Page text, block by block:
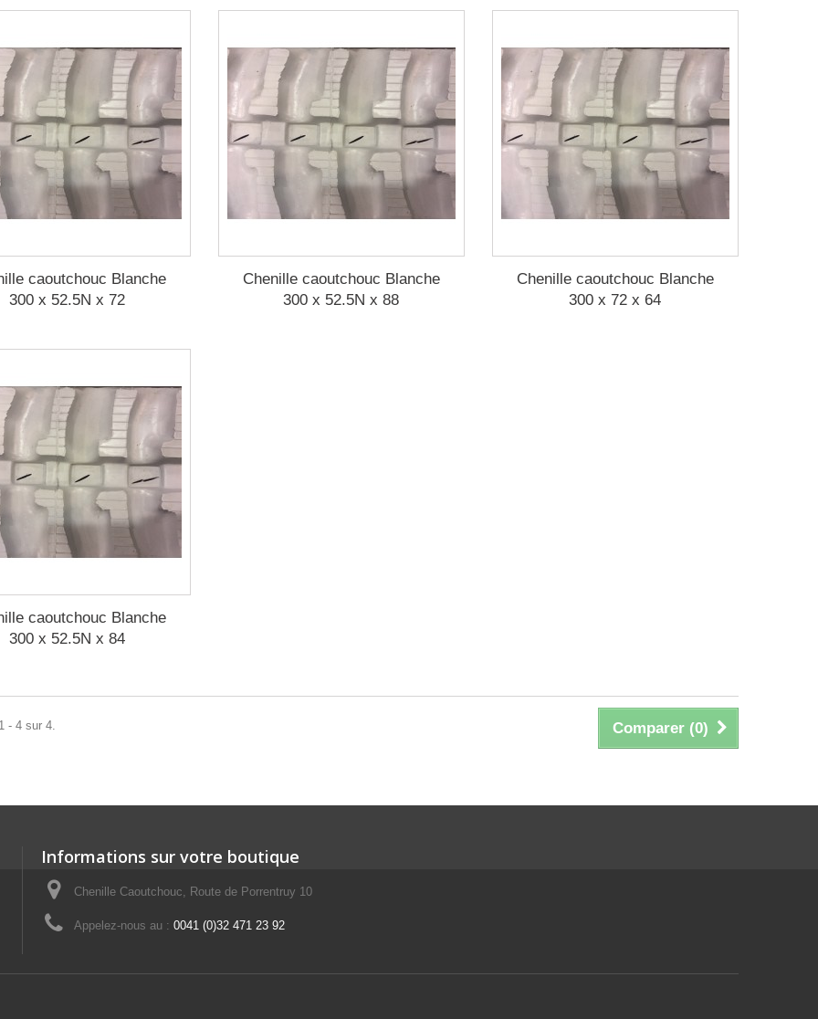
caoutchouc Blanche
300 x 52.5N x 72
Chenille caoutchouc Blanche
300 x 52.5N x 88
Chenille caoutchouc Blanche
300 x 72 x 64
caoutchouc Blanche
300 x 52.5N x 84
Comparer (0)
- 4 sur 4.
Informations sur votre boutique
Chenille Caoutchouc, Route de Porrentruy 10
Appelez-nous au : 0041 (0)32 471 23 92